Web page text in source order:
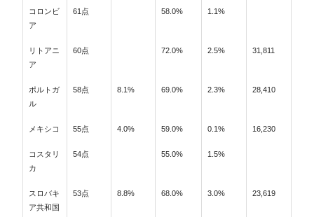
コロンビ
ア
61点 58.0% 1.1%
リトアニ
ア
60点 72.0% 2.5% 31,811
ポルトガ
ル
58点 8.1% 69.0% 2.3% 28,410
メキシコ 55点 4.0% 59.0% 0.1% 16,230
コスタリ
カ
54点 55.0% 1.5%
スロバキ
ア共和国
53点 8.8% 68.0% 3.0% 23,619